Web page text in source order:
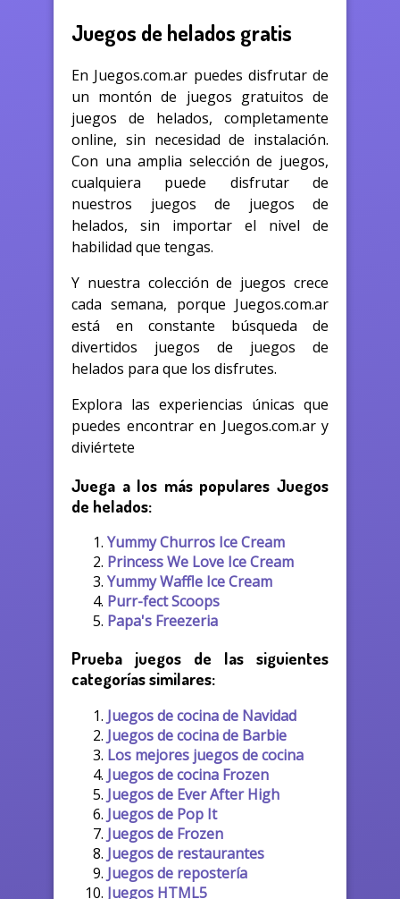
Juegos de helados gratis
En Juegos.com.ar puedes disfrutar de
un montón de juegos gratuitos de
juegos de helados, completamente
online, sin necesidad de instalación.
Con una amplia selección de juegos,
cualquiera puede disfrutar de
nuestros juegos de juegos de
helados, sin importar el nivel de
habilidad que tengas.
Y nuestra colección de juegos crece
cada semana, porque Juegos.com.ar
está en constante búsqueda de
divertidos juegos de juegos de
helados para que los disfrutes.
Explora las experiencias únicas que
puedes encontrar en Juegos.com.ar y
diviértete
Juega a los más populares Juegos
de helados:
Yummy Churros Ice Cream
Princess We Love Ice Cream
Yummy Waffle Ice Cream
Purr-fect Scoops
Papa's Freezeria
Prueba juegos de las siguientes
categorías similares:
Juegos de cocina de Navidad
Juegos de cocina de Barbie
Los mejores juegos de cocina
Juegos de cocina Frozen
Juegos de Ever After High
Juegos de Pop It
Juegos de Frozen
Juegos de restaurantes
Juegos de repostería
Juegos HTML5